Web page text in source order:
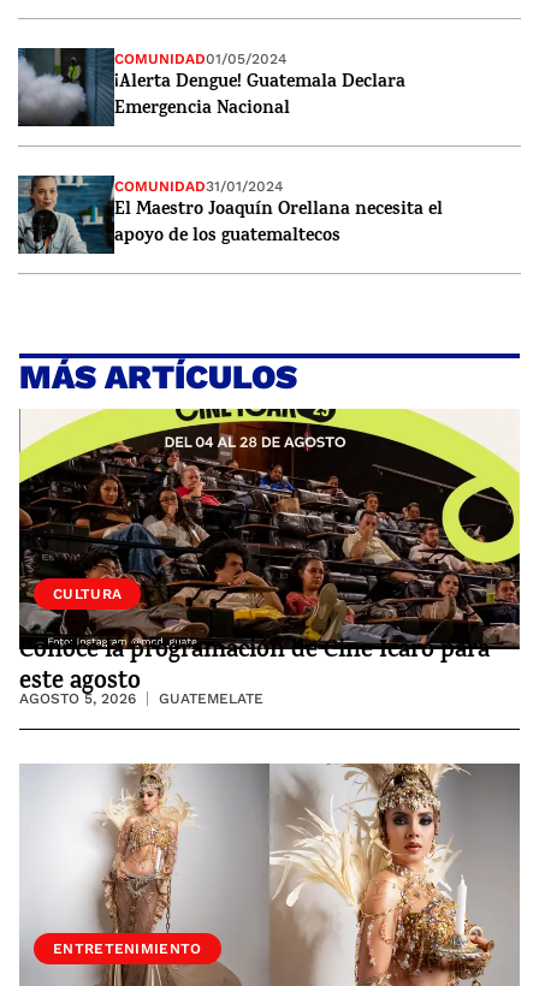
COMUNIDAD01/05/2024
¡Alerta Dengue! Guatemala Declara
Emergencia Nacional
COMUNIDAD31/01/2024
El Maestro Joaquín Orellana necesita el
apoyo de los guatemaltecos
MÁS ARTÍCULOS
CULTURA
Conoce la programación de Cine Ícaro para
este agosto
AGOSTO 5, 2026 GUATEMELATE
ENTRETENIMIENTO